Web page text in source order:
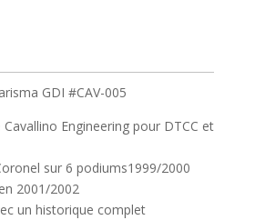
GDI #CAV-005
Engineering pour DTCC et
sur 6 podiums1999/2000
2001/2002
un historique complet